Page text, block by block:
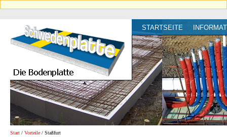
STARTSEITE
Start / Vorteile / Staßfurt